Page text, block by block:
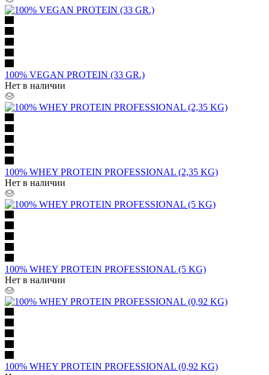
100% VEGAN PROTEIN (33 GR.)
Нет в наличии
100% WHEY PROTEIN PROFESSIONAL (2,35 KG)
Нет в наличии
100% WHEY PROTEIN PROFESSIONAL (5 KG)
Нет в наличии
100% WHEY PROTEIN PROFESSIONAL (0,92 KG)